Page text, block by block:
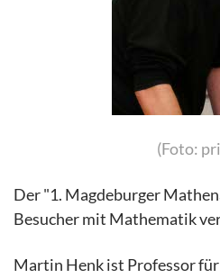
(Foto:
Der "1. Magdeburger
Besucher mit Mathematik
Martin Henk ist Professor